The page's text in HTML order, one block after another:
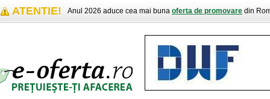
ATENTIE! Anul 2026 aduce cea mai buna oferta de promovare din